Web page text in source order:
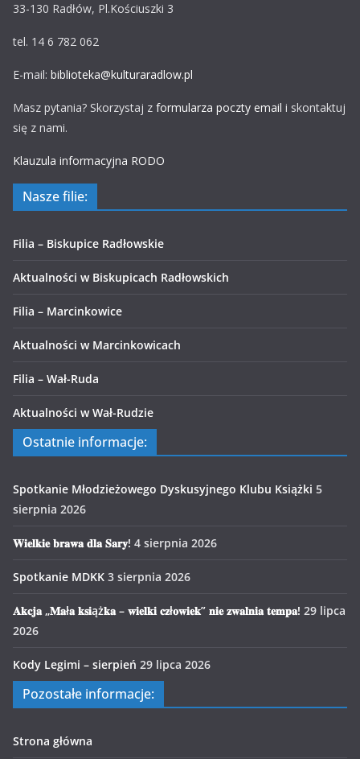
33-130 Radłów, Pl.Kościuszki 3
tel. 14 6 782 062
E-mail: biblioteka@kulturaradlow.pl
Masz pytania? Skorzystaj z formularza poczty email i skontaktuj
się z nami.
Klauzula informacyjna RODO
Nasze filie:
Filia – Biskupice Radłowskie
Aktualności w Biskupicach Radłowskich
Filia – Marcinkowice
Aktualności w Marcinkowicach
Filia – Wał-Ruda
Aktualności w Wał-Rudzie
Ostatnie informacje:
Spotkanie Młodzieżowego Dyskusyjnego Klubu Książki 5
sierpnia 2026
𝐖𝐢𝐞𝐥𝐤𝐢𝐞 𝐛𝐫𝐚𝐰𝐚 𝐝𝐥𝐚 𝐒𝐚𝐫𝐲! 4 sierpnia 2026
Spotkanie MDKK 3 sierpnia 2026
𝐀𝐤𝐜𝐣𝐚 „𝐌𝐚ł𝐚 𝐤𝐬𝐢ąż𝐤𝐚 – 𝐰𝐢𝐞𝐥𝐤𝐢 𝐜𝐳ł𝐨𝐰𝐢𝐞𝐤” 𝐧𝐢𝐞 𝐳𝐰𝐚𝐥𝐧𝐢𝐚 𝐭𝐞𝐦𝐩𝐚! 29 lipca
2026
Kody Legimi – sierpień 29 lipca 2026
Pozostałe informacje:
Strona główna